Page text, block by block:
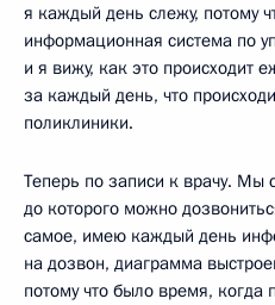
я каждый день слежу, потому
информационная система по
и я вижу, как это происходит
за каждый день, что
поликлиники.
Теперь по записи к врачу. Мы
до которого можно
самое, имею каждый день
на дозвон, диаграмма
потому что было время, когда